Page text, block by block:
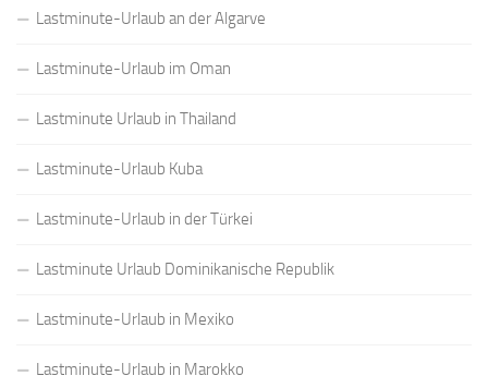
Lastminute-Urlaub an der Algarve
Lastminute-Urlaub im Oman
Lastminute Urlaub in Thailand
Lastminute-Urlaub Kuba
Lastminute-Urlaub in der Türkei
Lastminute Urlaub Dominikanische Republik
Lastminute-Urlaub in Mexiko
Lastminute-Urlaub in Marokko